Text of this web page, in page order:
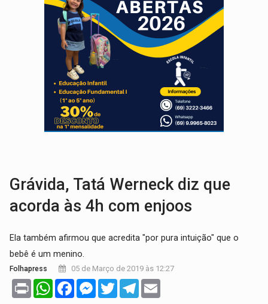
VÍDEO:Quadrilha é flagrada com cerca de 200 porções
BAIRRO TEIXEIRÃO:MPF cobra regularização fundiária da
SUCESSO NA ABERTURA:2ª Feira Rondônia Empreendedora segue no Espaço
REESTRUTURAÇÃO: Secretário da Seinfra de Porto Velho pede
SAÚDE INDÍGENA: Pirahã terão consultas e exames especializados durante
ECONOMIA: Dia dos pais deve movimentar R$ 8,5 bilhões e RO
Grávida, Tatá Werneck diz que
acorda às 4h com enjoos
Ela também afirmou que acredita "por pura intuição" que o
bebê é um menino.
Folhapress 05 de Março de 2019 às 12:27
Print WhatsAppFacebookMessenger
TwitterTelegram